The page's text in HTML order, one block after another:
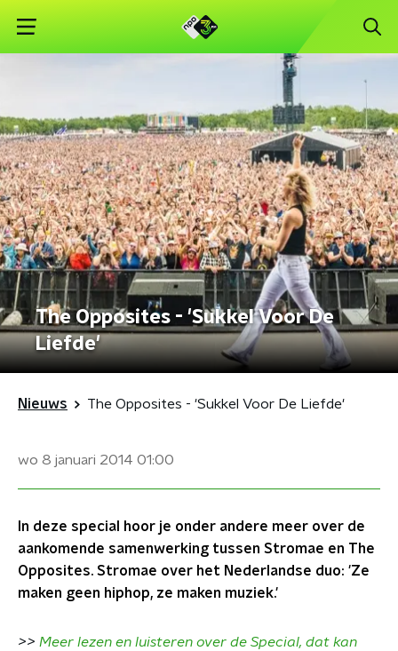
The Opposites - 'Sukkel Voor De
Liefde'
Nieuws The Opposites - 'Sukkel Voor De Liefde'
wo 8 januari 2014 01:00
In deze special hoor je onder andere meer over de
aankomende samenwerking tussen Stromae en The
Opposites. Stromae over het Nederlandse duo: 'Ze
maken geen hiphop, ze maken muziek.'
>> Meer lezen en luisteren over de Special, dat kan